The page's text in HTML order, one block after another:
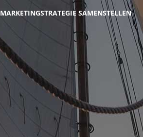
MARKETINGSTRATEGIE SAMENSTELLEN